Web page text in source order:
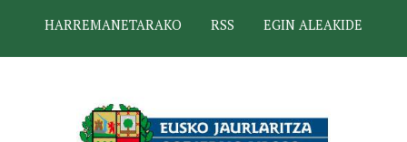
HARREMANETARAKO
RSS EGIN ALEAKIDE